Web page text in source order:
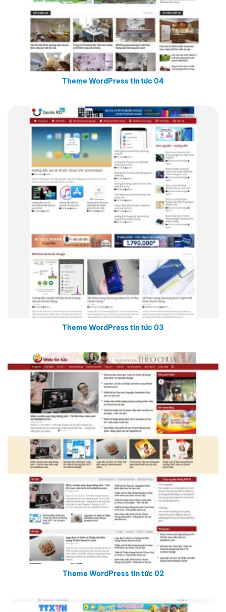
Theme WordPress tin tức 04
Theme WordPress tin tức 03
Theme WordPress tin tức 02